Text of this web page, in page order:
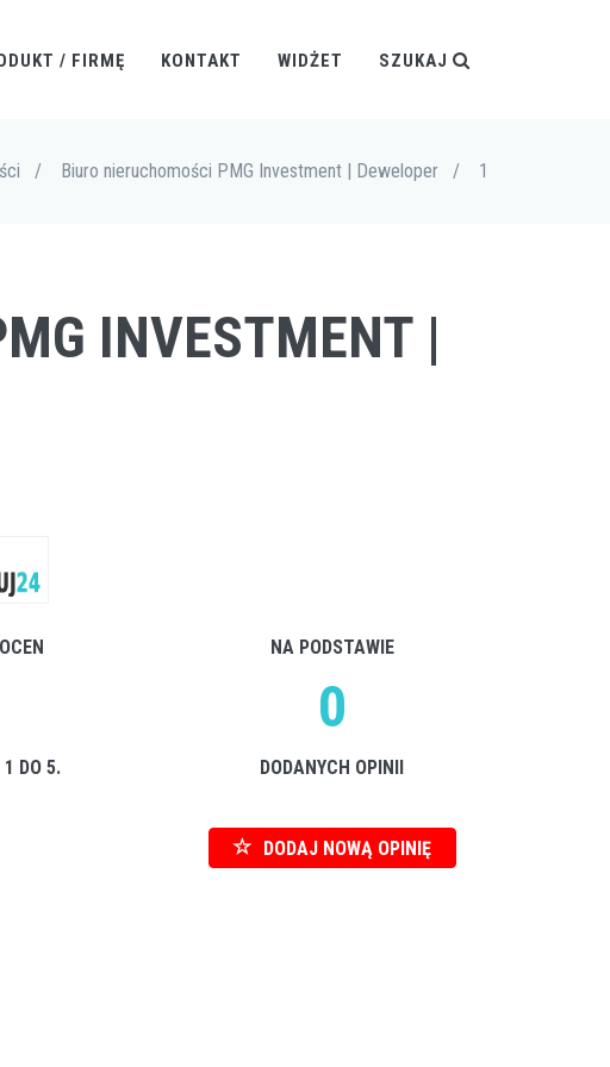
/ FIRMĘ KONTAKT WIDŻET SZUKAJ
/ Biuro nieruchomości PMG Investment | Deweloper / 1
INVESTMENT |
1 DO 5.
NA PODSTAWIE
0
DODANYCH OPINII
DODAJ NOWĄ OPINIĘ